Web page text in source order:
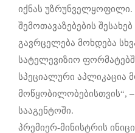
იქნას უზრუნველყოფილი.
შემოთავაზებების
გავრცელება მოხდება
სატელევიზიო
სპეციალური აპლიკაცია
მოწყობილობებისთვის“, –
სააგენტოში.
პრემიერ-მინისტრის